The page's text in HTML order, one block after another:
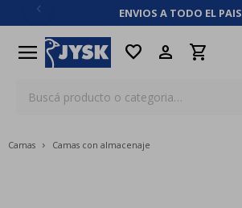
ENVIOS A TODO EL PAIS
menu favorite
Camas Camas con almacenaje
close